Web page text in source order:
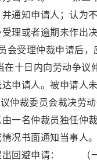
通知申请人；认为
理或者逾期未作出
理仲裁申请后，
日内向劳动争议
申请人。被申请人
委员会裁决劳动
由一名仲裁员独任
情况书面通知当事
出回避申请： （